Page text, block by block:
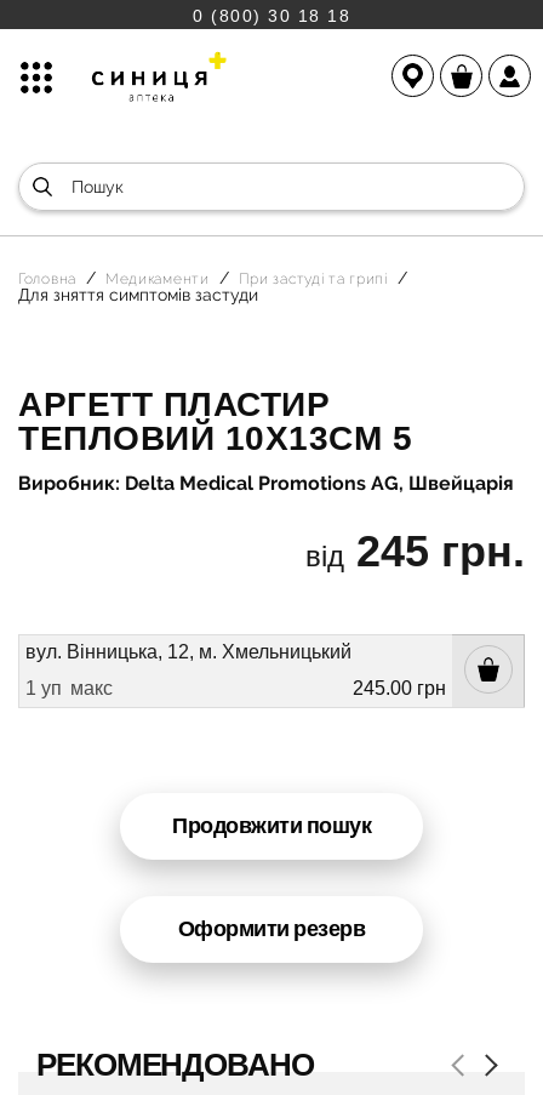
0 (800) 30 18 18
Головна Медикаменти При застуді та грипі
Для зняття симптомів застуди
АРГЕТТ ПЛАСТИР
ТЕПЛОВИЙ 10Х13СМ 5
Виробник: Delta Medical Promotions AG, Швейцарія
від 245 грн.
вул. Вінницька, 12, м. Хмельницький
1 уп макс 245.00 грн
Продовжити пошук
Оформити резерв
РЕКОМЕНДОВАНО Next